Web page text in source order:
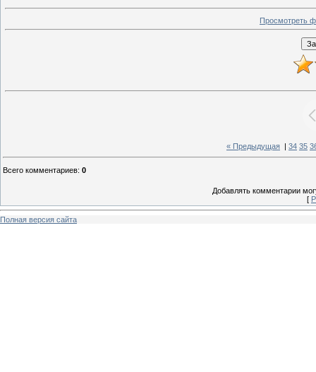
Просмотреть
« Предыдущая 34 35
Всего комментариев: 0
Добавлять комментарии
[
Полная версия сайта